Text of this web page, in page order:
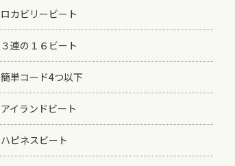
ロカビリービート
３連の１６ビート
簡単コード4つ以下
アイランドビート
ハピネスビート